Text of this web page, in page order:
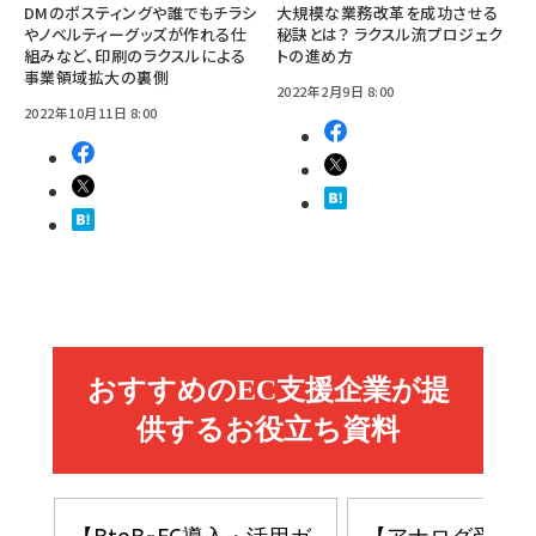
DMのポスティングや誰でもチラシ
やノベルティーグッズが作れる仕
組みなど、印刷のラクスルによる
事業領域拡大の裏側
2022年10月11日 8:00
大規模な業務改革を成功させる
秘訣とは？ ラクスル流プロジェク
トの進め方
2022年2月9日 8:00